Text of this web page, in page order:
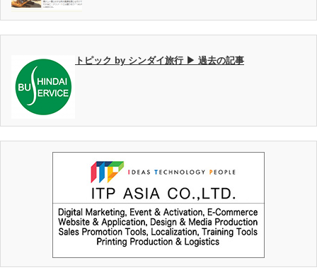
トピック by シンダイ旅行 ▶ 過去の記事